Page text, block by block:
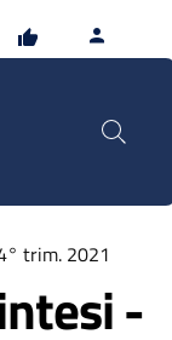
trim. 2021
-